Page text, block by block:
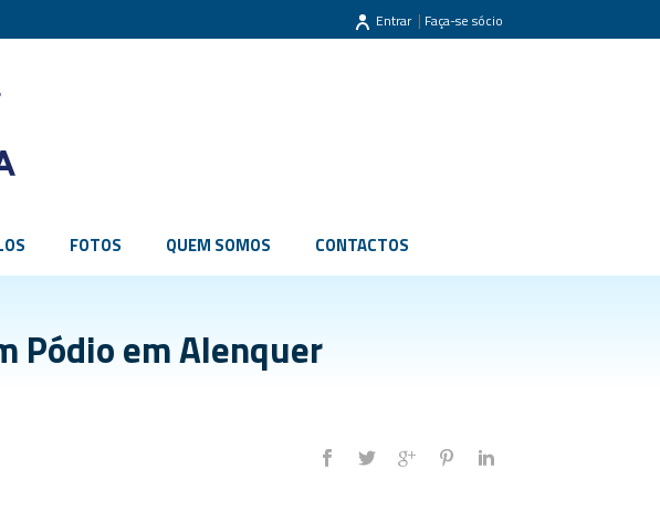
Entrar | Faça-se sócio
FOTOS QUEM SOMOS CONTACTOS
Pódio em Alenquer